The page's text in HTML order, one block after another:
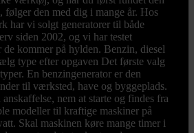
følger den med dig i mange år. Hos
har vi solgt generatorer til både
siden 2002, og vi har testet
de kommer på hylden. Benzin, diesel
type efter opgaven Det første valg
En benzingenerator er den
til værksted, have og byggeplads.
nem at starte og findes fra
modeller til kraftige maskiner på
Skal maskinen køre mange timer i